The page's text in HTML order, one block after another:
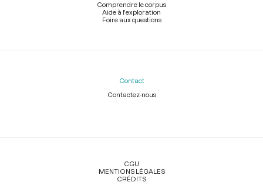
Comprendre le corpus
Aide à l'exploration
Foire aux questions
Contact
Contactez-nous
Légal
CGU
MENTIONS LÉGALES
CRÉDITS